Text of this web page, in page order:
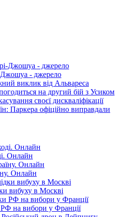
- джерело
виклик від Альвареса
на другий бій з Усиком
своєї дискваліфікації
Паркера офіційно виправдали
Онлайн
Онлайн
вибуху в Москві
РФ на вибори у Франції